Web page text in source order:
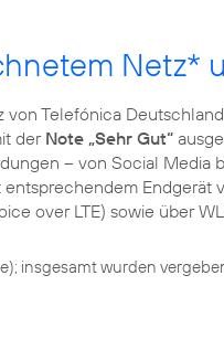
Netz*
Telefónica
der Note „Sehr Gut“
– von Social Media
entsprechendem Endgerät
insgesamt wurden